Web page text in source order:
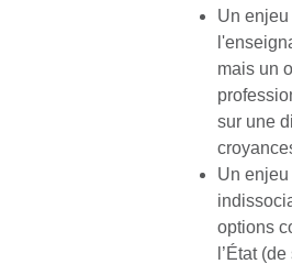
Un
mais un
sur une
Un
options
l’État